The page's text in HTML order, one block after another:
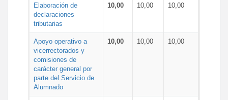
Elaboración de
declaraciones
tributarias
10,00 10,00 10,00
Apoyo operativo a
vicerrectorados y
comisiones de
carácter general por
parte del Servicio de
Alumnado
10,00 10,00 10,00